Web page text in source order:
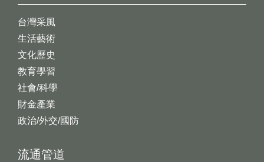
台灣采風
生活藝術
文化歷史
教育學習
社會/科學
財金產業
政治/外交/國防
流通管道